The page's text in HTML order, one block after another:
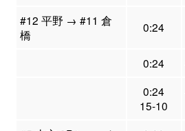
#12 平野 → #11 倉
橋
0:24
0:24
0:24
15-10